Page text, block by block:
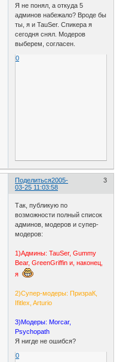
Я не понял, а откуда 5
админов набежало? Вроде бы
ты, я и TauSer. Спикера я
сегодня снял. Модеров
выберем, согласен.
0
Поделиться 3
2005-
03-25 11:03:58
Так, публикую по
возможности полный список
админов, модеров и супер-
модеров:
1)Админы: TauSer, Gummy
Bear, GreenGriffin и, наконец,
я
2)Супер-модеры: ПризраК,
Ifitlex, Arturio
3)Модеры: Morcar,
Psychopath
Я нигде не ошибся?
0